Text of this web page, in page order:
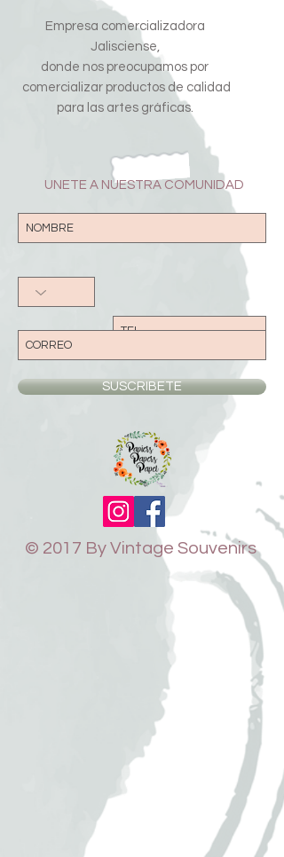
Empresa comercializadora
Jalisciense,
donde nos preocupamos por
comercializar productos de calidad
para las artes gráficas.
UNETE A NUESTRA COMUNIDAD
SUSCRIBETE
© 2017 By Vintage Souvenirs